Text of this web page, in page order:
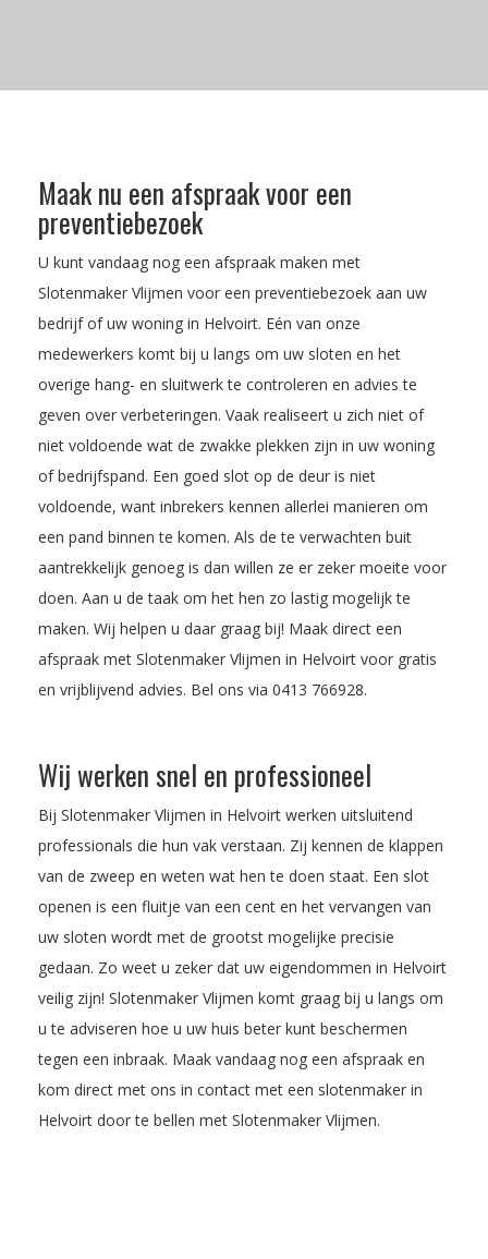
Maak nu een afspraak voor een
preventiebezoek
U kunt vandaag nog een afspraak maken met
Slotenmaker Vlijmen voor een preventiebezoek aan uw
bedrijf of uw woning in Helvoirt. Eén van onze
medewerkers komt bij u langs om uw sloten en het
overige hang- en sluitwerk te controleren en advies te
geven over verbeteringen. Vaak realiseert u zich niet of
niet voldoende wat de zwakke plekken zijn in uw woning
of bedrijfspand. Een goed slot op de deur is niet
voldoende, want inbrekers kennen allerlei manieren om
een pand binnen te komen. Als de te verwachten buit
aantrekkelijk genoeg is dan willen ze er zeker moeite voor
doen. Aan u de taak om het hen zo lastig mogelijk te
maken. Wij helpen u daar graag bij! Maak direct een
afspraak met Slotenmaker Vlijmen in Helvoirt voor gratis
en vrijblijvend advies. Bel ons via 0413 766928.
Wij werken snel en professioneel
Bij Slotenmaker Vlijmen in Helvoirt werken uitsluitend
professionals die hun vak verstaan. Zij kennen de klappen
van de zweep en weten wat hen te doen staat. Een slot
openen is een fluitje van een cent en het vervangen van
uw sloten wordt met de grootst mogelijke precisie
gedaan. Zo weet u zeker dat uw eigendommen in Helvoirt
veilig zijn! Slotenmaker Vlijmen komt graag bij u langs om
u te adviseren hoe u uw huis beter kunt beschermen
tegen een inbraak. Maak vandaag nog een afspraak en
kom direct met ons in contact met een slotenmaker in
Helvoirt door te bellen met Slotenmaker Vlijmen.